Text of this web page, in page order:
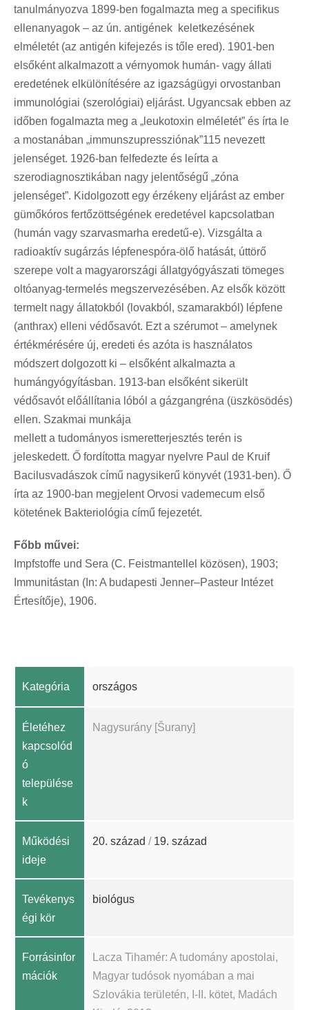
tanulmányozva 1899-ben fogalmazta meg a specifikus
ellenanyagok – az ún. antigének keletkezésének
elméletét (az antigén kifejezés is tőle ered). 1901-ben
elsőként alkalmazott a vérnyomok humán- vagy állati
eredetének elkülönítésére az igazságügyi orvostanban
immunológiai (szerológiai) eljárást. Ugyancsak ebben az
időben fogalmazta meg a „leukotoxin elméletét” és írta le
a mostanában „immunszupressziónak”115 nevezett
jelenséget. 1926-ban felfedezte és leírta a
szerodiagnosztikában nagy jelentőségű „zóna
jelenséget”. Kidolgozott egy érzékeny eljárást az ember
gümőkóros fertőzöttségének eredetével kapcsolatban
(humán vagy szarvasmarha eredetű-e). Vizsgálta a
radioaktív sugárzás lépfenespóra-ölő hatását, úttörő
szerepe volt a magyarországi állatgyógyászati tömeges
oltóanyag-termelés megszervezésében. Az elsők között
termelt nagy állatokból (lovakból, szamarakból) lépfene
(anthrax) elleni védősavót. Ezt a szérumot – amelynek
értékmérésére új, eredeti és azóta is használatos
módszert dolgozott ki – elsőként alkalmazta a
humángyógyításban. 1913-ban elsőként sikerült
védősavót előállítania lóból a gázgangréna (üszkösödés)
ellen. Szakmai munkája
mellett a tudományos ismeretterjesztés terén is
jeleskedett. Ő fordította magyar nyelvre Paul de Kruif
Bacilusvadászok című nagysikerű könyvét (1931-ben). Ő
írta az 1900-ban megjelent Orvosi vademecum első
kötetének Bakteriológia című fejezetét.
Főbb művei:
Impfstoffe und Sera (C. Feistmantellel közösen), 1903;
Immunitástan (In: A budapesti Jenner–Pasteur Intézet
Értesítője), 1906.
Kategória országos
Életéhez
kapcsolód
ó
települése
k
Nagysurány [Šurany]
Működési
ideje
20. század / 19. század
Tevékenys
égi kör
biológus
Forrásinfor
mációk
Lacza Tihamér: A tudomány apostolai,
Magyar tudósok nyomában a mai
Szlovákia területén, I-II. kötet, Madách